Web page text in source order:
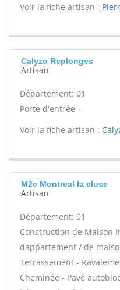
Voir la fiche artisan :
Calyzo Replonges
Artisan
Département: 01
Porte d'entrée -
Voir la fiche artisan :
M2c Montreal la cluse
Artisan
Département: 01
Construction de Maison
dappartement / de
Terrassement -
Cheminée - Pavé